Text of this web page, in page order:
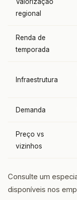
regional
Renda de
temporada
Infraestrutura
Demanda
Preço vs
vizinhos
Consulte um
disponíveis nos